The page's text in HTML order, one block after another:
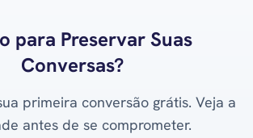
para Preservar Suas
Conversas?
primeira conversão grátis. Veja a
antes de se comprometer.